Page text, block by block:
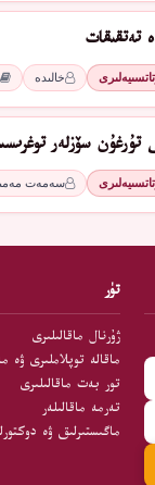
تەتقىقات
خالىدە
تۇرغۇن سۆزلەر
سەمەت
تۈر
ژۇرنال ماقالىلىرى
ماقالە توپلاملىرى ۋە
تور بەت ماقالىلىرى
تەرمە ماقالىلەر
ماگىستىرلىق ۋە